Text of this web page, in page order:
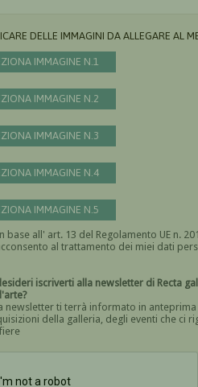
DELLE IMMAGINI DA ALLEGARE AL
IMMAGINE N.1
IMMAGINE N.2
IMMAGINE N.3
IMMAGINE N.4
IMMAGINE N.5
base all' art. 13 del Regolamento UE n.
acconsento al trattamento dei miei dati
Devi dare
iscriverti alla newsletter di Recta galleria
newsletter ti terrà informato in
della galleria, degli eventi che ci